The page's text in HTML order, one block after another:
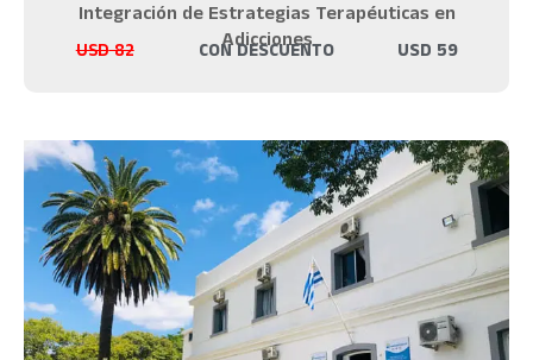
Integración de Estrategias Terapéuticas en
Adicciones
USD82 CON DESCUENTO USD 59